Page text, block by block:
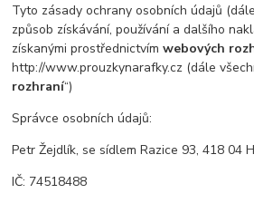
Tyto zásady ochrany osobních údajů
způsob získávání, používání a dalšího
získanými prostřednictvímwebových
http://www.prouzkynarafky.cz (dále
rozhraní“)
Správce osobních údajů:
Petr Žejdlík, se sídlem Razice 93, 418 04
IČ: 74518488